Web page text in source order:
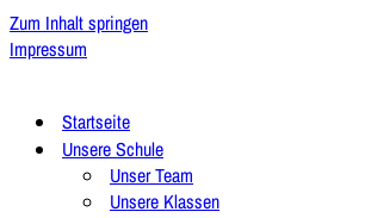
Zum Inhalt springen
Impressum
Startseite
Unsere Schule
Unser Team
Unsere Klassen